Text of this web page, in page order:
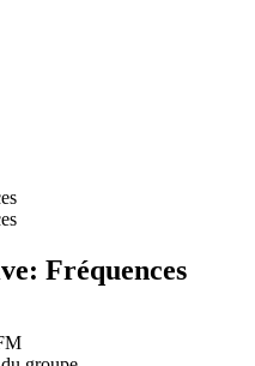
Fréquences